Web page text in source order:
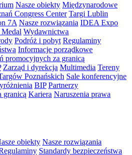
Nasze obiekty Międzynarodowe
Congress Center Targi Lublin
7A Nasze rozwiązania IDEA Expo
Medal Wydawnictwa
Podróż i pobyt Regulaminy
Informacje porządkowe
promocyjnych za granicą
Zarząd i dyrekcja Multimedia Tereny
Poznańskich Sale konferencyjne
BIP Partnerzy
granicą Kariera Naruszenia prawa
obiekty Nasze rozwiązania
Standardy bezpieczeństwa